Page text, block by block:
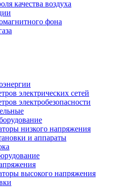
качества воздуха
фона
электрических сетей
электробезопасности
низкого напряжения
и аппараты
высокого напряжения